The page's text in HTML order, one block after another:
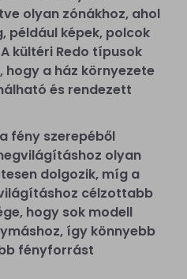
olyan zónákhoz, ahol
például képek, polcok
kültéri Redo típusok
a ház környezete
és rendezett
fény szerepéből
olyan
dolgozik, míg a
célzottabb
hogy sok modell
így könnyebb
fényforrást